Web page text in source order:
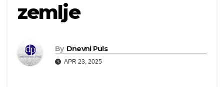
zemlje
By Dnevni Puls
APR 23, 2025